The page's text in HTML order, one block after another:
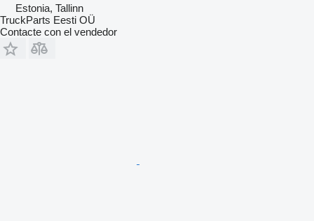
Estonia, Tallinn
TruckParts Eesti OÜ
Contacte con el vendedor